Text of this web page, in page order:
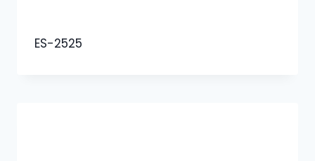
ES-2525